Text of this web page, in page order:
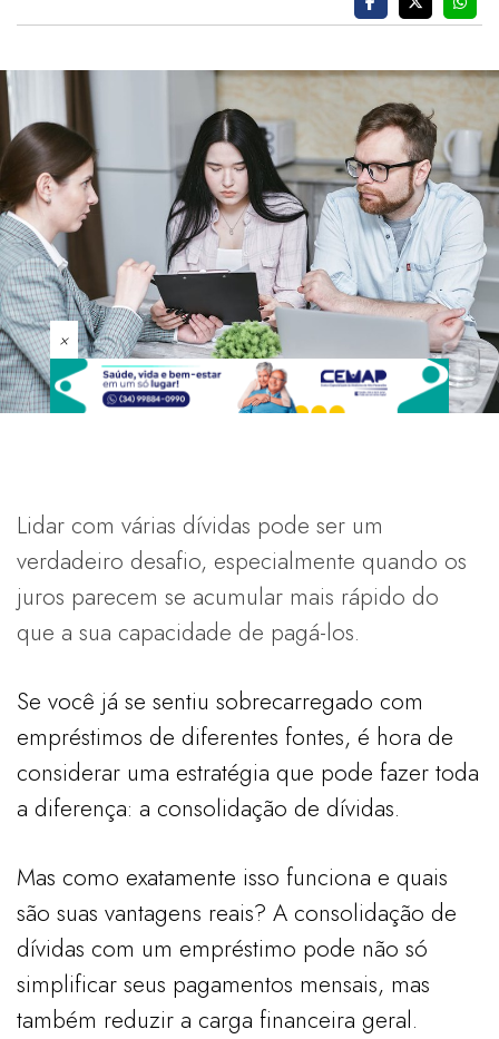
×
Lidar com várias dívidas pode ser um
verdadeiro desafio, especialmente quando os
juros parecem se acumular mais rápido do
que a sua capacidade de pagá-los.
Se você já se sentiu sobrecarregado com
empréstimos de diferentes fontes, é hora de
considerar uma estratégia que pode fazer toda
a diferença: a consolidação de dívidas.
Mas como exatamente isso funciona e quais
são suas vantagens reais? A consolidação de
dívidas com um empréstimo pode não só
simplificar seus pagamentos mensais, mas
também reduzir a carga financeira geral.